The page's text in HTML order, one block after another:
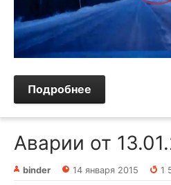
Подробнее
Аварии от
binder 14 января 2015 1